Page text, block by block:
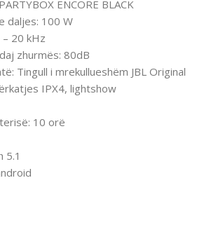
ENCORE BLACK
daljes: 100 W
20 kHz
zhurmës: 80dB
Tingull i mrekullueshëm JBL Original
IPX4, lightshow
10 orë
5.1